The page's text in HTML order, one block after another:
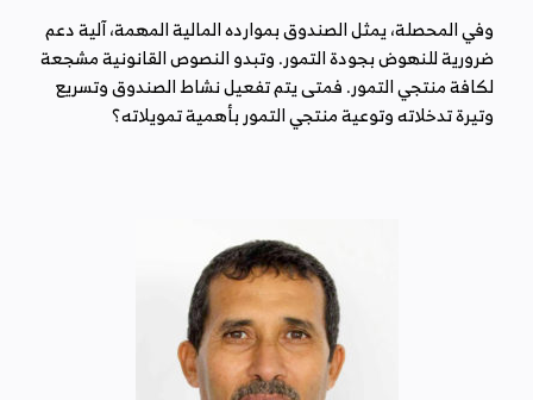
وفي المحصلة، يمثل الصندوق بموارده المالية المهمة، آلية دعم
ضرورية للنهوض بجودة التمور. وتبدو النصوص القانونية مشجعة
لكافة منتجي التمور. فمتى يتم تفعيل نشاط الصندوق وتسريع
وتيرة تدخلاته وتوعية منتجي التمور بأهمية تمويلاته؟